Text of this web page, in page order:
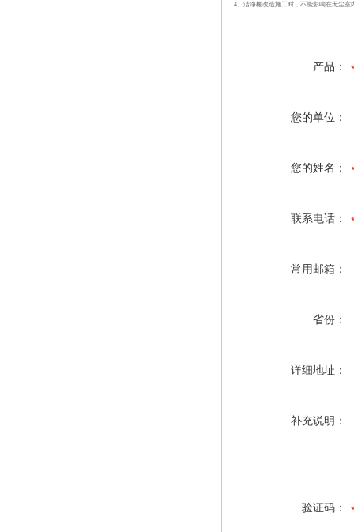
4、洁净棚改造施工时，不能影响在无尘室
产品：
您的单位：
您的姓名：
联系电话：
常用邮箱：
省份：
详细地址：
补充说明：
验证码：